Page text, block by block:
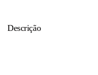
Descrição